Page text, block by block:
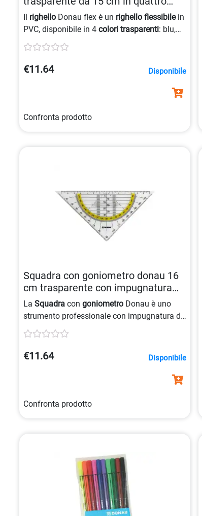
colori 9004546388234
Il righello Donau flex è un righello flessibilein
PVC, disponibile in 4 colori trasparenti: blu,
arancione, verde e rosa, con una lunghezza di
15 cm.
€11.64 Disponibile
Confronta prodotto
Squadra con goniometro donau 16
cm trasparente con impugnatura
9004546388500
La Squadra con goniometro Donau è uno
strumento professionale con impugnatura da
16 cm, ideale per misurazioni precise e angoli
di 45°, realizzata in materiale
€11.64 Disponibile
Confronta prodotto